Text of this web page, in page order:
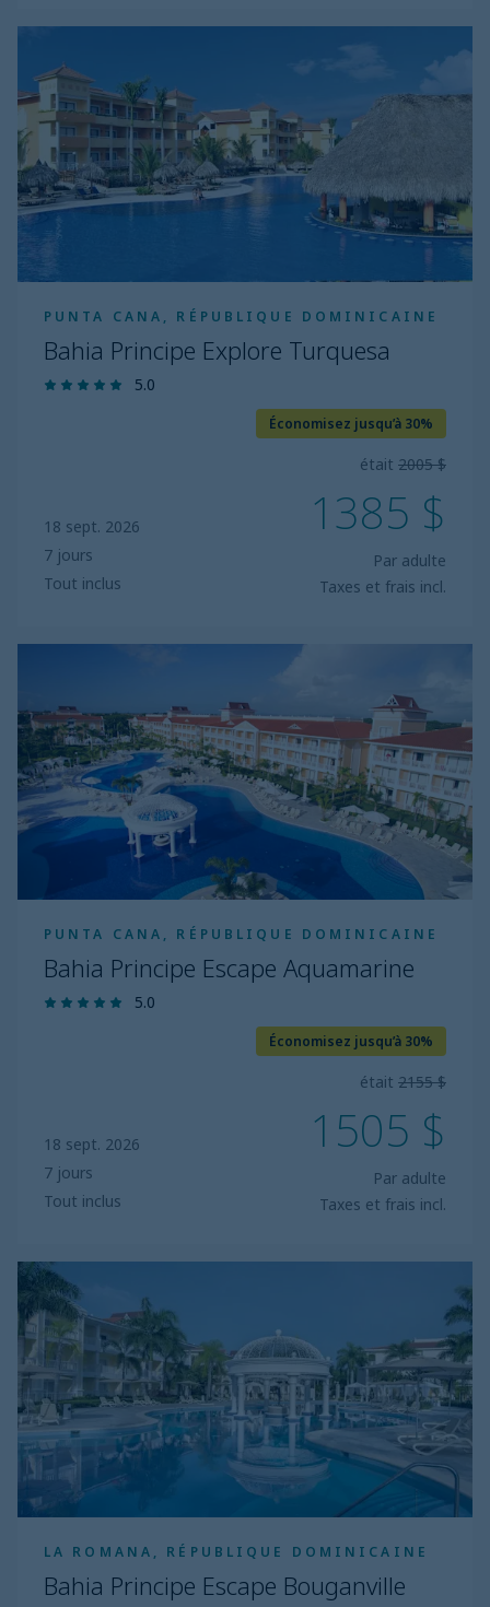
PUNTA CANA, RÉPUBLIQUE DOMINICAINE
Bahia Principe Explore Turquesa
5.0
18 sept. 2026
7 jours
Tout inclus
Économisez jusqu’à 30%
était 2005 $
1385 $
Par adulte
Taxes et frais incl.
Principe
Explore
Turquesa
PUNTA CANA, RÉPUBLIQUE DOMINICAINE
Bahia Principe Escape Aquamarine
5.0
18 sept. 2026
7 jours
Tout inclus
Économisez jusqu’à 30%
était 2155 $
1505 $
Par adulte
Taxes et frais incl.
Aquamarine
LA ROMANA, RÉPUBLIQUE DOMINICAINE
Bahia Principe Escape Bouganville
Bahia
Principe
Escape
Bouganville